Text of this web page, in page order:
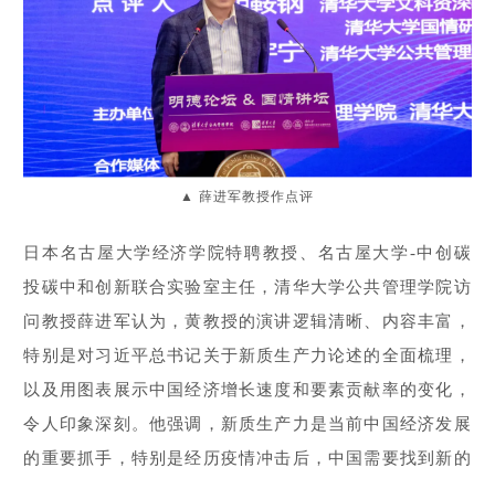
▲薛进军教授作点评
日本名古屋大学经济学院特聘教授、名古屋大学-中创碳
投碳中和创新联合实验室主任，清华大学公共管理学院访
问教授薛进军认为，黄教授的演讲逻辑清晰、内容丰富，
特别是对习近平总书记关于新质生产力论述的全面梳理，
以及用图表展示中国经济增长速度和要素贡献率的变化，
令人印象深刻。他强调，新质生产力是当前中国经济发展
的重要抓手，特别是经历疫情冲击后，中国需要找到新的